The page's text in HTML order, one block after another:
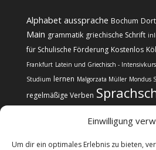
Einwilligung
Um dir ein optimales Erlebnis zu bieten,
Alphabet aussprache Bochum
Main grammatik griechische Schrift
für Schulische Förderung Kostenlos
Frankfurt Latein und Griechisch -
Studium lernen Malgorzata Müller Mondus
regelmäßige Verben